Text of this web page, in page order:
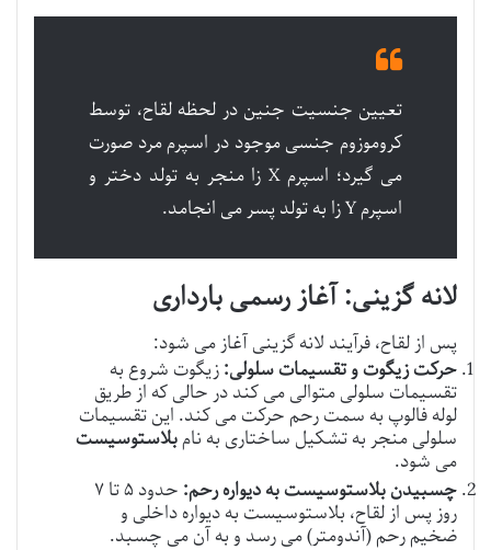
تعیین جنسیت جنین در لحظه لقاح، توسط
کروموزوم جنسی موجود در اسپرم مرد صورت
می گیرد؛ اسپرم X زا منجر به تولد دختر و
اسپرم Y زا به تولد پسر می انجامد.
لانه گزینی: آغاز رسمی بارداری
پس از لقاح، فرآیند لانه گزینی آغاز می شود:
حرکت زیگوت و تقسیمات سلولی:زیگوت شروع به
تقسیمات سلولی متوالی می کند در حالی که از طریق
لوله فالوپ به سمت رحم حرکت می کند. این تقسیمات
سلولی منجر به تشکیل ساختاری به نامبلاستوسیست
می شود.
چسبیدن بلاستوسیست به دیواره رحم:
حدود ۵ تا ۷
روز پس از لقاح، بلاستوسیست به دیواره داخلی و
ضخیم رحم (آندومتر) می رسد و به آن می چسبد.